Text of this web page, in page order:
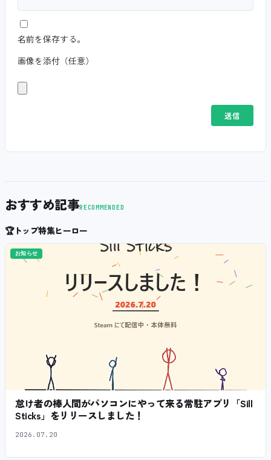
名前を保存する。
画像を添付（任意）
おすすめ記事RECOMMENDED
🏆トップ特集ヒーロー
お知らせ
怠け者の棒人間がパソコンにやって来る常駐アプリ「Sill
Sticks」をリリースしました！
2026.07.20